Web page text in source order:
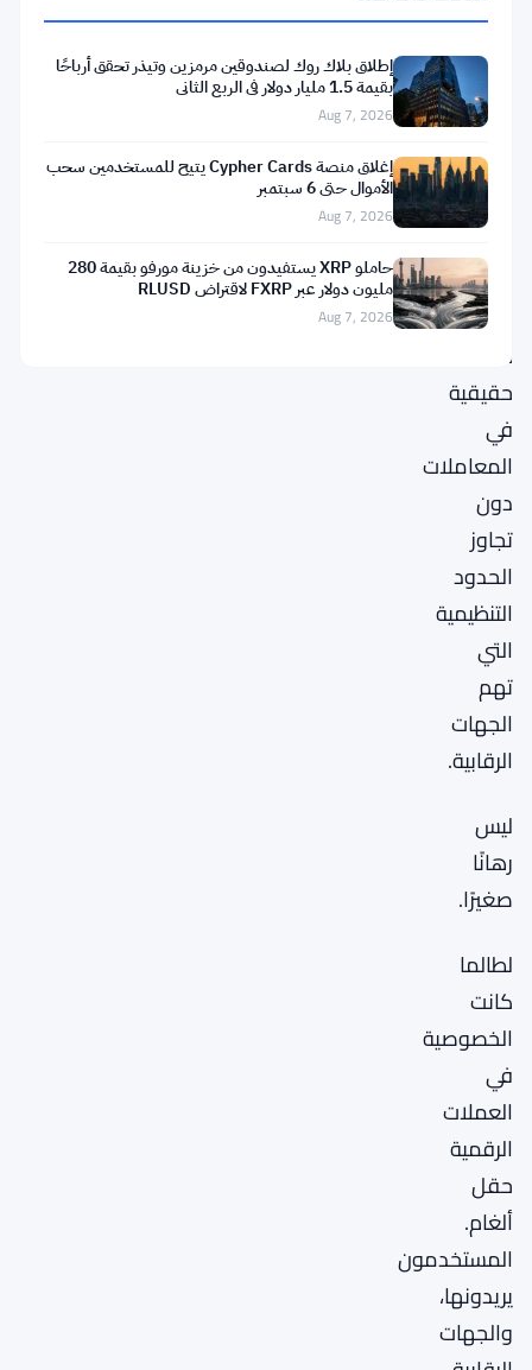
جهود
منفصلة،
أهداف
متشابهة
تهدف
منح
المستخدمين
خصوصية
حقيقية
في
المعاملات
دون
تجاوز
الحدود
التنظيمية
التي
تهم
الجهات
الرقابية.
ليس
رهانًا
صغيرًا.
لطالما
كانت
الخصوصية
في
العملات
الرقمية
حقل
ألغام.
المستخدمون
يريدونها،
والجهات
إطلاق بلاك روك لصندوقين مرمزين وتيذر تحقق أرباحًا
بقيمة 1.5 مليار دولار في الربع الثاني
Aug 7, 2026
إغلاق منصة Cypher Cards يتيح للمستخدمين سحب
الأموال حتى 6 سبتمبر
Aug 7, 2026
حاملو XRP يستفيدون من خزينة مورفو بقيمة 280
مليون دولار عبر FXRP لاقتراض RLUSD
Aug 7, 2026